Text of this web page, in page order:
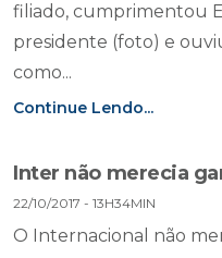
filiado, cumprimentou
presidente (foto) e
como...
Continue Lendo...
Inter não merecia
22/10/2017 - 13H34MIN
O Internacional não